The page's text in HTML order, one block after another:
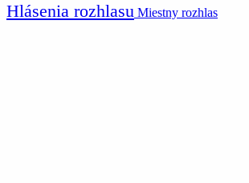
Hlásenia rozhlasu Miestny rozhlas